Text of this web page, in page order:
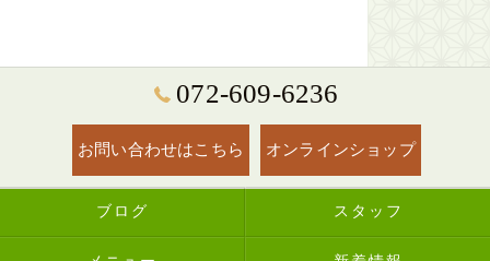
072-609-6236
お問い合わせはこちら オンラインショップ
ブログ スタッフ